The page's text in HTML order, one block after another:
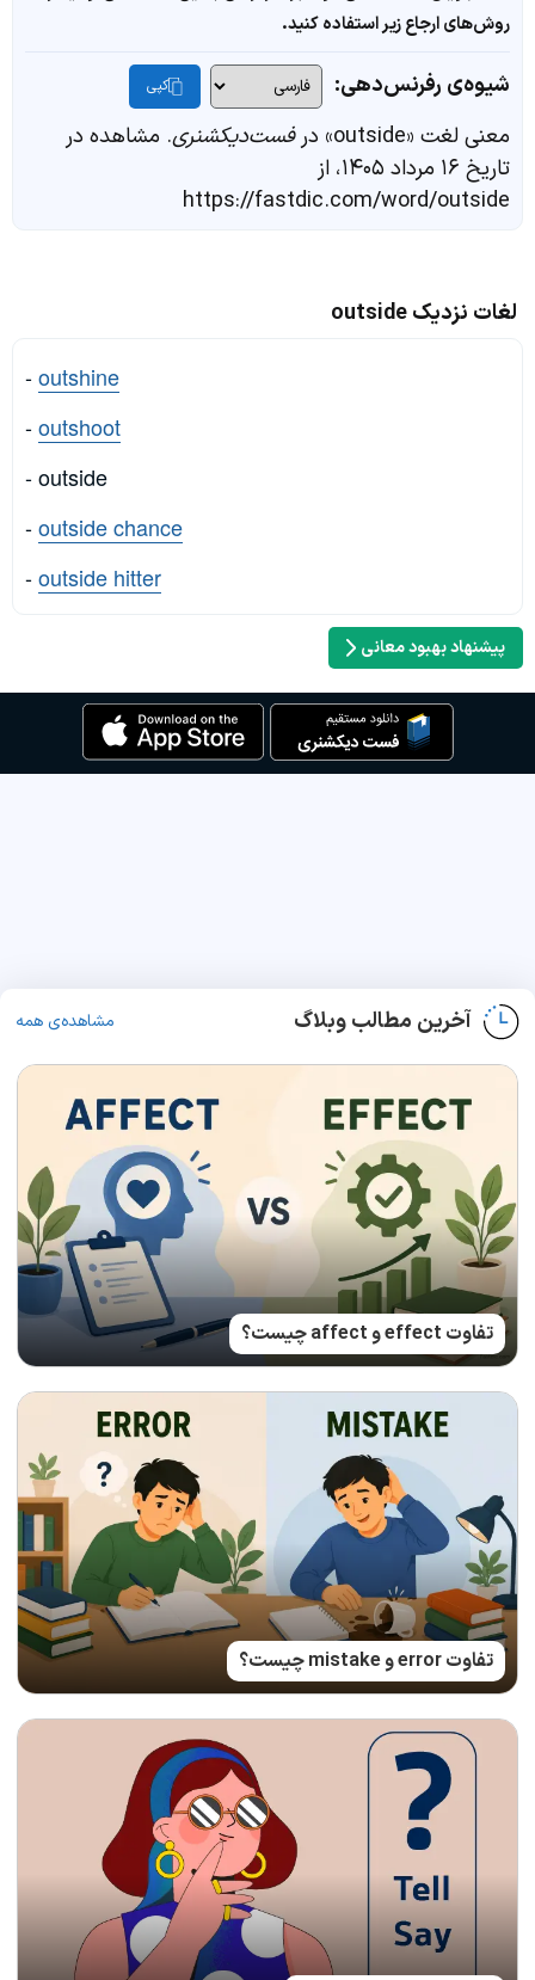
روش‌های ارجاع زیر استفاده کنید.
شیوه‌ی رفرنس‌دهی: کپی
معنی لغت «outside» در فست‌دیکشنری. مشاهده در
تاریخ ۱۶ مرداد ۱۴۰۵، از
https://fastdic.com/word/outside
لغات نزدیک outside
-outshine
-outshoot
- outside
-outside chance
-outside hitter
پیشنهاد بهبود معانی
آخرین مطالب وبلاگ مشاهده‌ی همه
تفاوت effect و affect چیست؟
تفاوت error و mistake چیست؟